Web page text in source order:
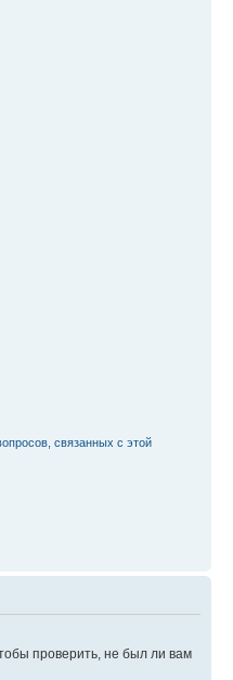
связанных с этой
проверить, не был ли вам